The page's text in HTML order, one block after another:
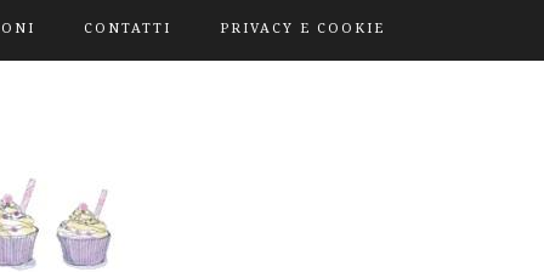
CONTATTI PRIVACY E COOKIE